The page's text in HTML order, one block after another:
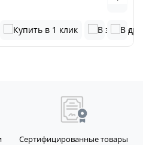
Сертифицированные товары